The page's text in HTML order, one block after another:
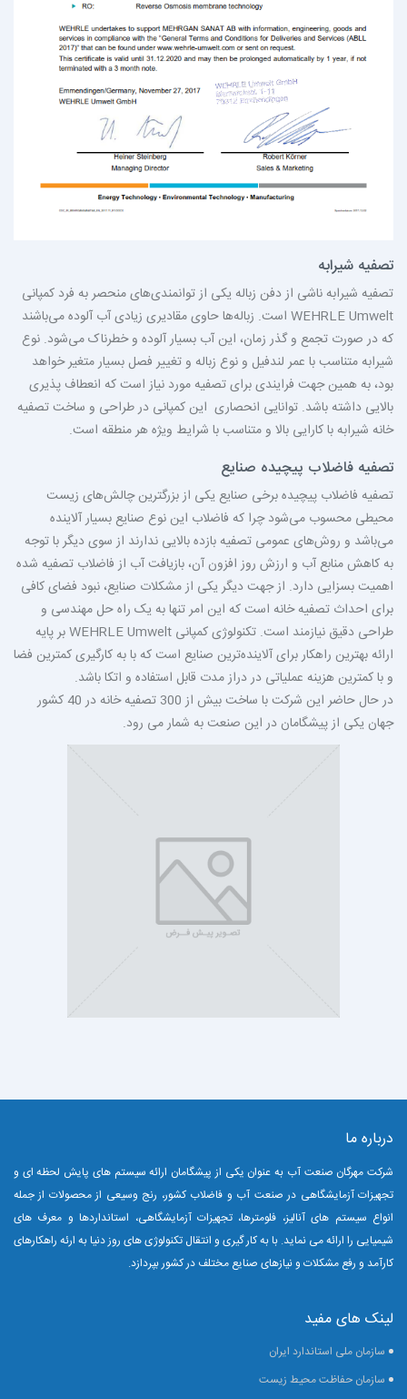
تصفیه شیرابه
تصفیه شیرابه ناشی از دفن زباله یکی از توانمندی‌های منحصر به فرد کمپانی
WEHRLE Umwelt است. زباله‌ها حاوی مقادیری زیادی آب آلوده می‌باشند
که در صورت تجمع و گذر زمان، این آب بسیار آلوده و خطرناک می‌شود. نوع
شیرابه متناسب با عمر لندفیل و نوع زباله و تغییر فصل بسیار متغیر خواهد
بود، به همین جهت فرایندی برای تصفیه مورد نیاز است که انعطاف پذیری
بالایی داشته باشد. توانایی انحصاری این کمپانی در طراحی و ساخت تصفیه
خانه شیرابه با کارایی بالا و متناسب با شرایط ویژه هر منطقه است.
تصفیه فاضلاب پیچیده صنایع
تصفیه فاضلاب پیچیده برخی صنایع یکی از بزرگترین چالش‌های زیست
محیطی محسوب می‌شود چرا که فاضلاب این نوع صنایع بسیار آلاینده
می‌باشد و روش‌های عمومی تصفیه بازده بالایی ندارند از سوی دیگر با توجه
به کاهش منابع آب و ارزش روز افزون آن، بازیافت آب از فاضلاب تصفیه شده
اهمیت بسزایی دارد. از جهت دیگر یکی از مشکلات صنایع، نبود فضای کافی
برای احداث تصفیه خانه است که این امر تنها به یک راه حل مهندسی و
طراحی دقیق نیازمند است. تکنولوژی کمپانی WEHRLE Umweltبر پایه
ارائه بهترین راهکار برای آلاینده‌ترین صنایع است که با به کارگیری کمترین فضا
و با کمترین هزینه عملیاتی در دراز مدت قابل استفاده و اتکا باشد.
در حال حاضر این شرکت با ساخت بیش از 300 تصفیه خانه در 40 کشور
جهان یکی از پیشگامان در این صنعت به شمار می رود.
درباره ما
شرکت مهرگان صنعت آب به عنوان یکی از پیشگامان ارائه سیستم های پایش لحظه ای و
تجهیزات آزمایشگاهی در صنعت آب و فاضلاب کشور، رنج وسیعی از محصولات از جمله
انواع سیستم های آنالیز، فلومترها، تجهیزات آزمایشگاهی، استانداردها و معرف های
شیمیایی را ارائه می نماید. با به کار گیری و انتقال تکنولوژی های روز دنیا به ارئه راهکارهای
کارآمد و رفع مشکلات و نیازهای صنایع مختلف در کشور بپردازد.
لینک های مفید
سازمان ملی استاندارد ایران
سازمان حفاظت محیط زیست